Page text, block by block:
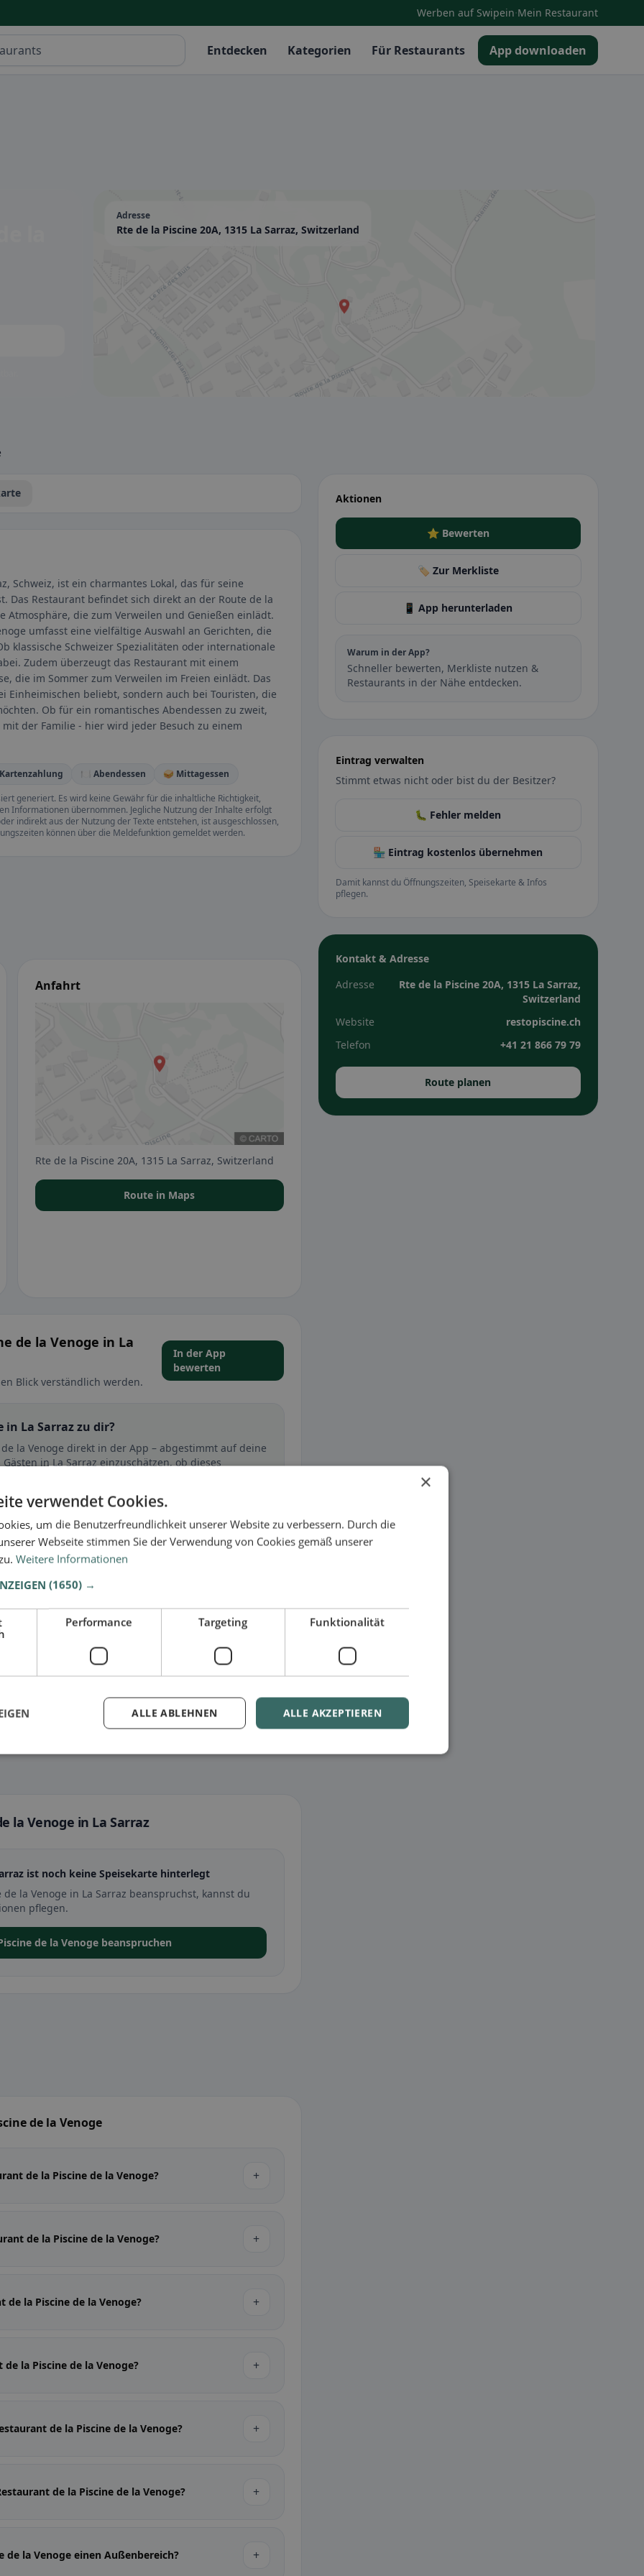
Werben auf Swipein·Mein Restaurant
Entdecken Kategorien Für Restaurants App downloaden
Adresse
Rte de la Piscine 20A, 1315 La Sarraz, Switzerland
Schweiz, ist ein charmantes Lokal, das für seine
Das Restaurant befindet sich direkt an der Route de la
Atmosphäre, die zum Verweilen und Genießen einlädt.
umfasst eine vielfältige Auswahl an Gerichten, die
klassische Schweizer Spezialitäten oder internationale
Zudem überzeugt das Restaurant mit einem
die im Sommer zum Verweilen im Freien einlädt. Das
Einheimischen beliebt, sondern auch bei Touristen, die
Ob für ein romantisches Abendessen zu zweit,
der Familie - hier wird jeder Besuch zu einem
🍽️ Abendessen
🥪 Mittagessen
generiert. Es wird keine Gewähr für die inhaltliche Richtigkeit,
Informationen übernommen. Jegliche Nutzung der Inhalte erfolgt
indirekt aus der Nutzung der Texte entstehen, ist ausgeschlossen,
können über die Meldefunktion gemeldet werden.
Anfahrt
Rte de la Piscine 20A, 1315 La Sarraz, Switzerland
Route in Maps
de la Venoge in La
Blick verständlich werden.
In der App
bewerten
in La Sarraz zu dir?
la Venoge direkt in der App – abgestimmt auf deine
in La Sarraz einzuschätzen, ob dieses
🕌 Halal
besonders bei glutenfrei, vegan, vegetarisch oder
la Venoge in La Sarraz
ist noch keine Speisekarte hinterlegt
la Venoge in La Sarraz beanspruchst, kannst du
pflegen.
de la Venoge beanspruchen
de la Venoge
de la Piscine de la Venoge? +
de la Piscine de la Venoge? +
de la Piscine de la Venoge? +
la Piscine de la Venoge? +
de la Piscine de la Venoge? +
de la Piscine de la Venoge? +
de la Venoge einen Außenbereich? +
Aktionen
⭐ Bewerten
🏷️ Zur Merkliste
📱 App herunterladen
Warum in der App?
Schneller bewerten, Merkliste nutzen &
Restaurants in der Nähe entdecken.
Eintrag verwalten
Stimmt etwas nicht oder bist du der Besitzer?
🐛 Fehler melden
🏪 Eintrag kostenlos übernehmen
Damit kannst du Öffnungszeiten, Speisekarte & Infos
pflegen.
Kontakt & Adresse
Adresse
Rte de la Piscine 20A, 1315 La Sarraz,
Switzerland
Website
restopiscine.ch
Telefon
+41 21 866 79 79
Route planen
×
verwendet Cookies.
um die Benutzerfreundlichkeit unserer Website zu verbessern. Durch die
Webseite stimmen Sie der Verwendung von Cookies gemäß unserer
Weitere Informationen
(1650) →
Performance Targeting Funktionalität
ALLE AKZEPTIEREN
ALLE ABLEHNEN